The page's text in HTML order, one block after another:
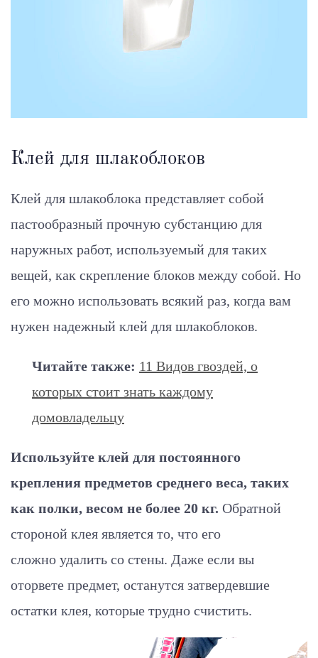
Клей для шлакоблоков
Клей для шлакоблока представляет собой
пастообразный прочную субстанцию для
наружных работ, используемый для таких
вещей, как скрепление блоков между собой. Но
его можно использовать всякий раз, когда вам
нужен надежный клей для шлакоблоков.
Читайте также: 11 Видов гвоздей, о
которых стоит знать каждому
домовладельцу
Используйте клей для постоянного
крепления предметов среднего веса, таких
как полки, весом не более 20 кг. Обратной
стороной клея является то, что его
сложно удалить со стены. Даже если вы
оторвете предмет, останутся затвердевшие
остатки клея, которые трудно счистить.